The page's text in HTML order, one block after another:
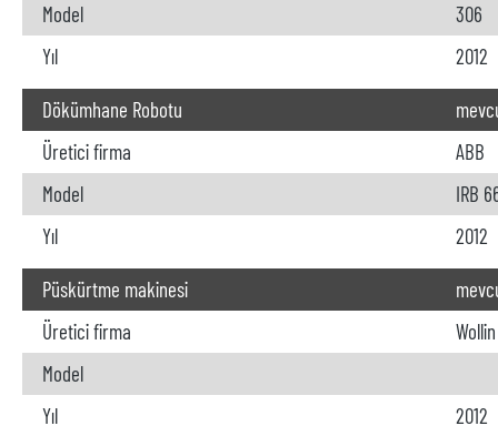
Model
306
Yıl
2012
Dökümhane Robotu
Üretici firma
ABB
Model
IRB
Yıl
2012
Püskürtme makinesi
Üretici firma
Wollin
Model
Yıl
2012